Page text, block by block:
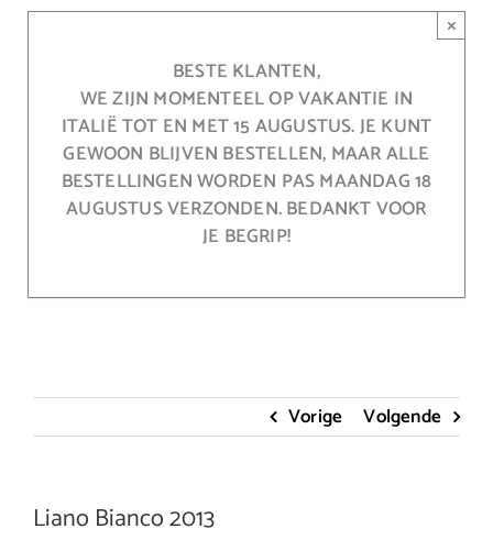
BESTE KLANTEN,
WE ZIJN MOMENTEEL OP VAKANTIE IN
ITALIË TOT EN MET 15 AUGUSTUS. JE KUNT
GEWOON BLIJVEN BESTELLEN, MAAR ALLE
BESTELLINGEN WORDEN PAS MAANDAG 18
AUGUSTUS VERZONDEN. BEDANKT VOOR
JE BEGRIP!
×
Vorige Volgende
Liano Bianco 2013